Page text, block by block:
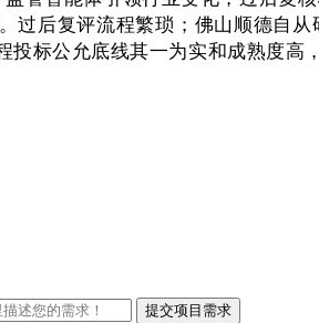
过后复评流程繁琐；佛山顺德自
标公允底线其一为实和成熟度高，